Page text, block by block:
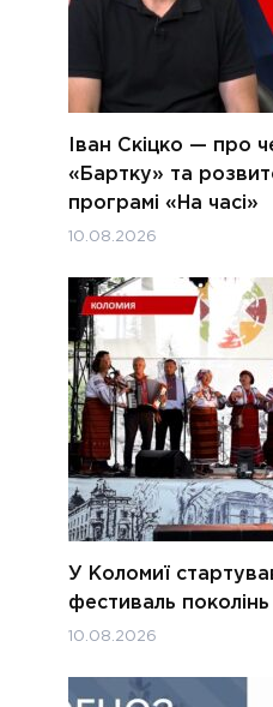
Іван Скіцко — про
«Бартку» та
програмі «На часі»
10.08.2026
У Коломиї
фестиваль
10.08.2026